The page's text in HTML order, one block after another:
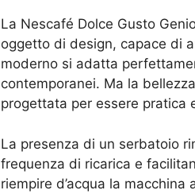
La Nescafé Dolce Gusto
oggetto di design, capace di
moderno si adatta
contemporanei. Ma la
progettata per essere pratica
La presenza di un serbatoio
frequenza di ricarica e
riempire d’acqua la